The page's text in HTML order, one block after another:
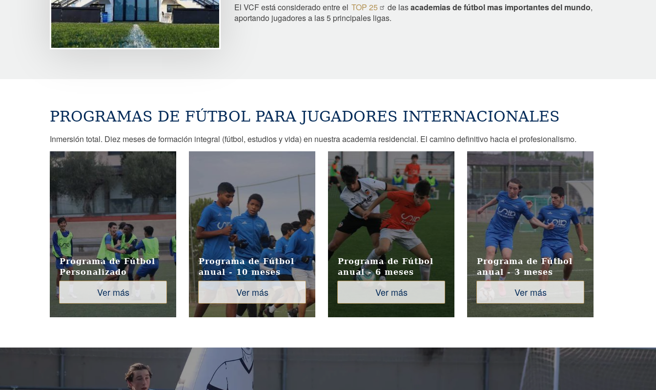
El VCF está considerado entre el TOP 25 de lasacademias de fútbol mas importantes del mundo,
aportando jugadores a las 5 principales ligas.
PROGRAMAS DE FÚTBOL PARA JUGADORES INTERNACIONALES
Inmersión total. Diez meses de formación integral (fútbol, estudios y vida) en nuestra academia residencial. El camino definitivo hacia el profesionalismo.
Ver más
Programa de Fútbol
Personalizado
Ver más
Programa de Fútbol
anual - 10 meses
Ver más
Programa de Fútbol
anual - 6 meses
Ver más
Programa de Fútbol
anual - 3 meses